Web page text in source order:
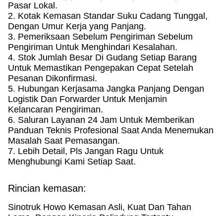
Pasar Lokal.
2. Kotak Kemasan Standar Suku Cadang Tunggal,
Dengan Umur Kerja yang Panjang.
3. Pemeriksaan Sebelum Pengiriman Sebelum
Pengiriman Untuk Menghindari Kesalahan.
4. Stok Jumlah Besar Di Gudang Setiap Barang
Untuk Memastikan Pengepakan Cepat Setelah
Pesanan Dikonfirmasi.
5. Hubungan Kerjasama Jangka Panjang Dengan
Logistik Dan Forwarder Untuk Menjamin
Kelancaran Pengiriman.
6. Saluran Layanan 24 Jam Untuk Memberikan
Panduan Teknis Profesional Saat Anda Menemukan
Masalah Saat Pemasangan.
7. Lebih Detail, Pls Jangan Ragu Untuk
Menghubungi Kami Setiap Saat.
Rincian kemasan:
Sinotruk Howo Kemasan Asli, Kuat Dan Tahan